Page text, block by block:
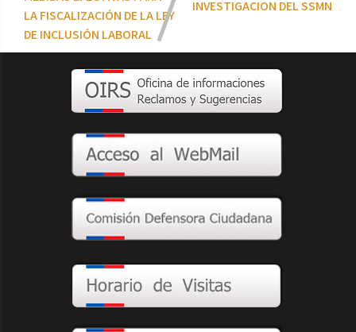
LA FISCALIZACIÓN DE LA LEY
DE INCLUSIÓN LABORAL
INVESTIGACION DEL SSMN